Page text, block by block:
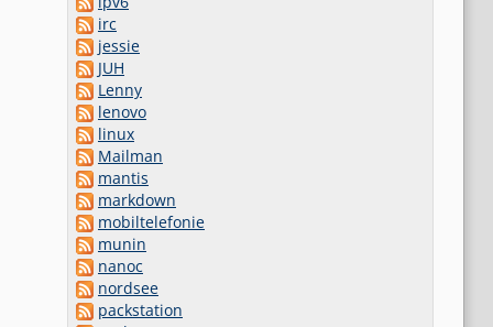
irc
jessie
JUH
Lenny
lenovo
linux
Mailman
mantis
markdown
mobiltelefonie
munin
nanoc
nordsee
packstation